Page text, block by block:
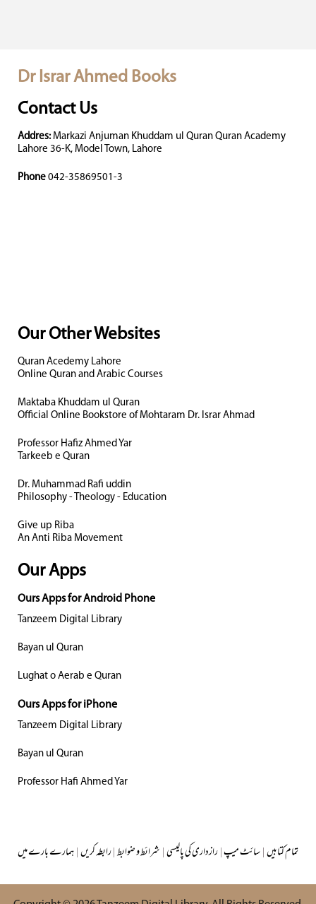
Dr Israr Ahmed Books
Contact Us
Addres: Markazi Anjuman Khuddam ul Quran Quran Academy
Lahore 36-K, Model Town, Lahore
Phone 042-35869501-3
Our Other Websites
Quran Acedemy Lahore
Online Quran and Arabic Courses
Maktaba Khuddam ul Quran
Official Online Bookstore of Mohtaram Dr. Israr Ahmad
Professor Hafiz Ahmed Yar
Tarkeeb e Quran
Dr. Muhammad Rafi uddin
Philosophy - Theology - Education
Give up Riba
An Anti Riba Movement
Our Apps
Ours Apps for Android Phone
Tanzeem Digital Library
Bayan ul Quran
Lughat o Aerab e Quran
Ours Apps for iPhone
Tanzeem Digital Library
Bayan ul Quran
Professor Hafi Ahmed Yar
ہمارے بارے میں|رابطہ کریں|شرائط و ضوابط|رازداری کی پالیسی|سائٹ میپ|تمام کتابیں